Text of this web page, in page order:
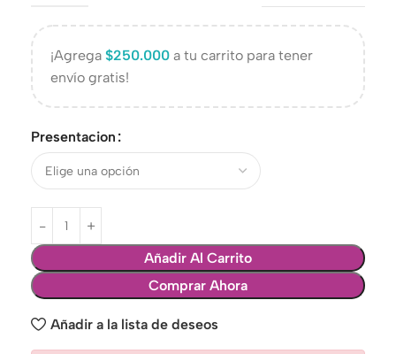
¡Agrega $250.000 a tu carrito para tener
envío gratis!
Presentacion
Añadir Al Carrito
Comprar Ahora
Añadir a la lista de deseos